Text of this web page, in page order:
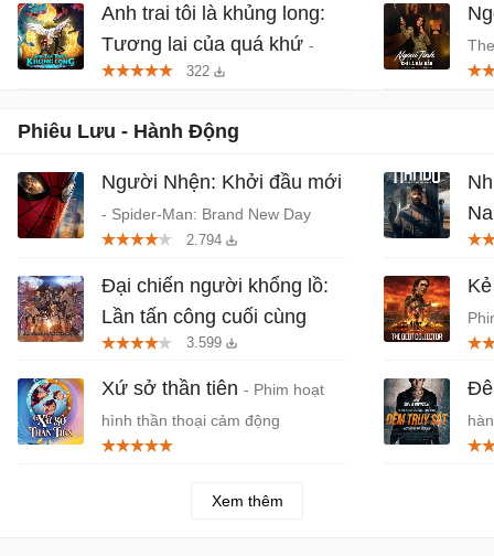
Anh trai tôi là khủng long:
Tương lai của quá khứ -
Phim anime hành động, thần thoại
322
-
Phiêu Lưu - Hành Động
Người Nhện: Khởi đầu mới
- Spider-Man: Brand New Day
(2026) chiếu rạp
2.794
Đại chiến người khổng lồ:
Lần tấn công cuối cùng
(Chiếu lại 2026)
hình hành động Nhật Bản
3.599
Xứ sở thần tiên - Phim hoạt
hình thần thoại cảm động
Xem thêm